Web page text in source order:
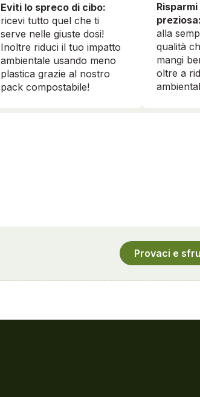
Eviti lo spreco di cibo:
ricevi tutto quel che ti
serve nelle giuste dosi!
Inoltre riduci il tuo impatto
ambientale usando meno
plastica grazie al nostro
pack compostabile!
alla
qualità
mangi
oltre a
Provaci e